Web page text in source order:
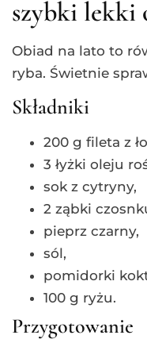
szybki lekki
Obiad na lato to
ryba. Świetnie
Składniki
200 g fileta z
3 łyżki oleju
sok z cytryny,
2 ząbki
pieprz czarny,
sól,
pomidorki
100 g ryżu.
Przygotowanie